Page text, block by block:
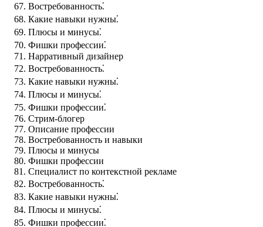
Востребованность⁚
Какие навыки нужны⁚
Плюсы и минусы⁚
Фишки профессии⁚
Нарративный дизайнер
Востребованность⁚
Какие навыки нужны⁚
Плюсы и минусы⁚
Фишки профессии⁚
Стрим-блогер
Описание профессии
Востребованность и навыки
Плюсы и минусы
Фишки профессии
Специалист по контекстной рекламе
Востребованность⁚
Какие навыки нужны⁚
Плюсы и минусы⁚
Фишки профессии⁚